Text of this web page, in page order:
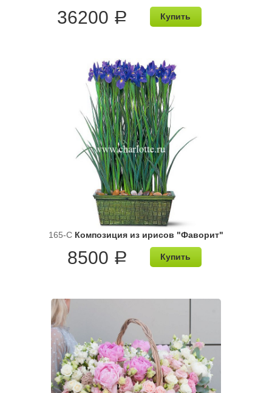
36200 a Купить
165-C Композиция из ирисов "Фаворит"
8500 a Купить